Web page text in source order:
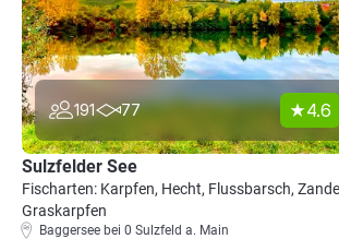
191 77 4.6
Sulzfelder See
Fischarten: Karpfen, Hecht, Flussbarsch,
Graskarpfen
Baggersee bei 0 Sulzfeld a. Main